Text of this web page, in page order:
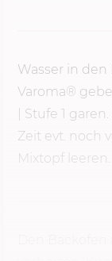
Wasser in
Varoma®
Stufe 1
Zeit evt. noch
Mixtopf leeren.